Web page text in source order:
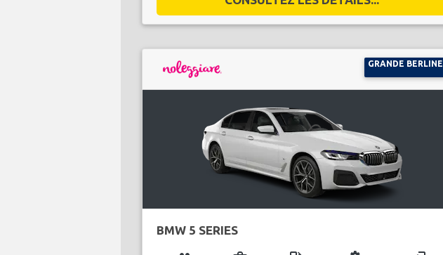
GRANDE BERLINE
BMW 5 SERIES